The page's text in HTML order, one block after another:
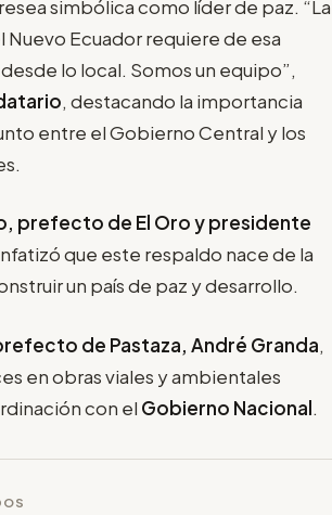
simbólica como líder de paz. “La
Ecuador requiere de esa
lo local. Somos un equipo”,
, destacando la importancia
entre el Gobierno Central y los
prefecto de El Oro y presidente
que este respaldo nace de la
un país de paz y desarrollo.
de Pastaza, André Granda,
en obras viales y ambientales
con el Gobierno Nacional.